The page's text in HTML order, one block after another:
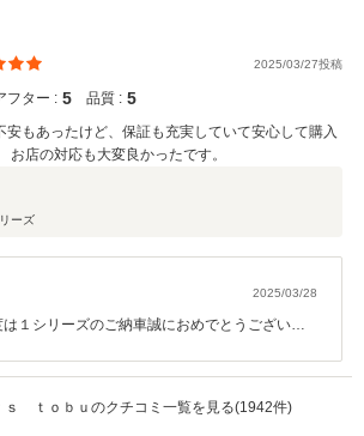
っかりサポートいたしますので、頼って頂けれ
とうございました！
2025/03/27投稿
フター : 5 品質 : 5
安もあったけど、保証も充実していて安心して購入
お店の対応も大変良かったです。
ーズ
2025/03/28
１シリーズのご納車誠におめでとうございま
ｓ ｔｏｂｕのクチコミ一覧を見る(1942件)